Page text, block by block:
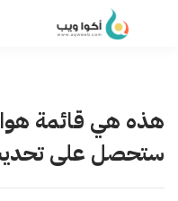
هذه هي قائمة
ستحصل على تحديث